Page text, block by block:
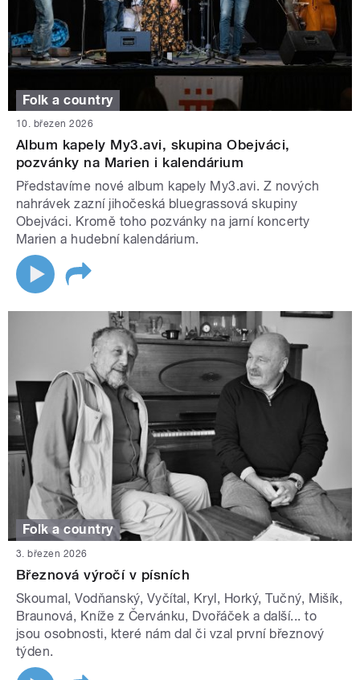
Folk a country
10. březen 2026
Album kapely My3.avi, skupina Obejváci,
pozvánky na Marien i kalendárium
Představíme nové album kapely My3.avi. Z nových
nahrávek zazní jihočeská bluegrassová skupiny
Obejváci. Kromě toho pozvánky na jarní koncerty
Marien a hudební kalendárium.
Folk a country
3. březen 2026
Březnová výročí v písních
Skoumal, Vodňanský, Vyčítal, Kryl, Horký, Tučný, Mišík,
Braunová, Kníže z Červánku, Dvořáček a další... to
jsou osobnosti, které nám dal či vzal první březnový
týden.